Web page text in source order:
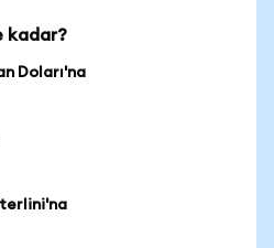
kadar?
Doları'na